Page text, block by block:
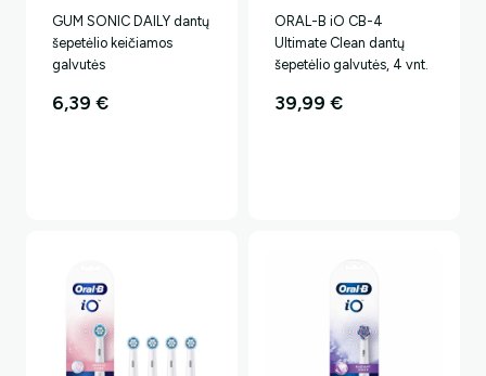
GUM SONIC DAILY dantų
šepetėlio keičiamos
galvutės
6,39€
ORAL-B iO CB-4
Ultimate Clean dantų
šepetėlio galvutės, 4 vnt.
39,99€